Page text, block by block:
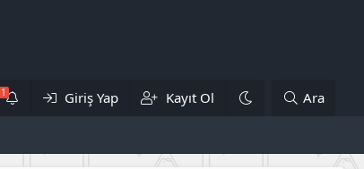
Giriş Yap Kayıt Ol Ara